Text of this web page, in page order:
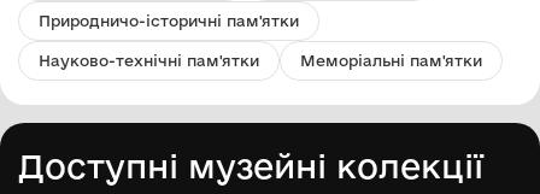
Природничо-історичні пам'ятки
Науково-технічні пам'ятки Меморіальні пам'ятки
Доступні музейні колекції